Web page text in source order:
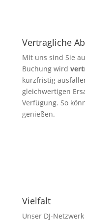
Vertragliche
Mit uns sind Sie
Buchung wird
kurzfristig
gleichwertigen
Verfügung. So
genießen.
Vielfalt
Unser DJ-